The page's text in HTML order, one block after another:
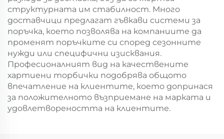
структурната им стабилност. Много
доставчици предлагат гъвкави системи за
поръчка, което позволява на компаниите да
променят поръчките си според сезонните
нужди или специфични изисквания.
Професионалният вид на качествените
хартиени торбички подобрява общото
впечатление на клиентите, което допринася
за положителното възприемане на марката и
удовлетвореността на клиентите.